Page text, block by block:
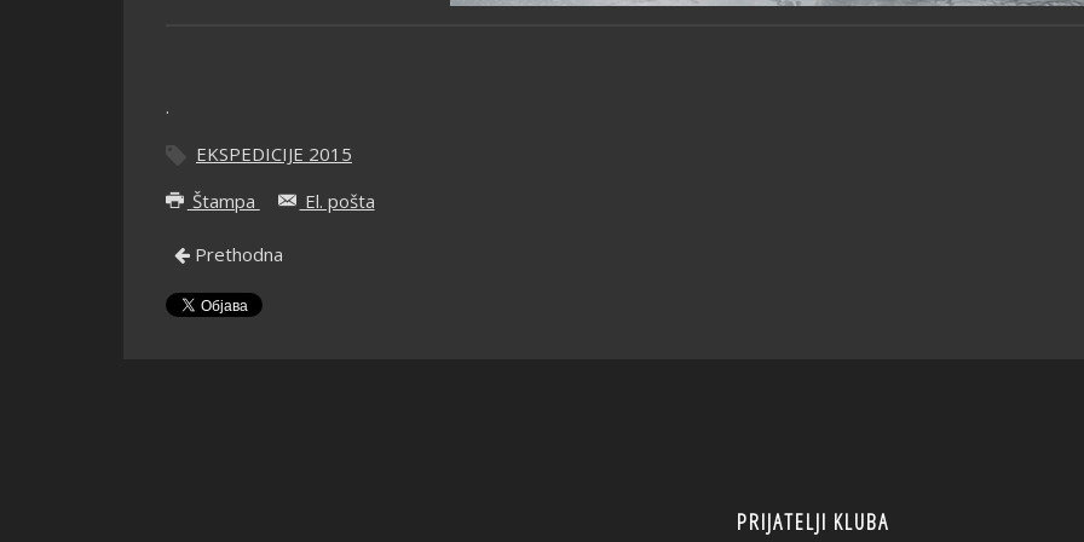
.
EKSPEDICIJE 2015
Štampa
El. pošta
Prethodna
PRIJATELJI KLUBA